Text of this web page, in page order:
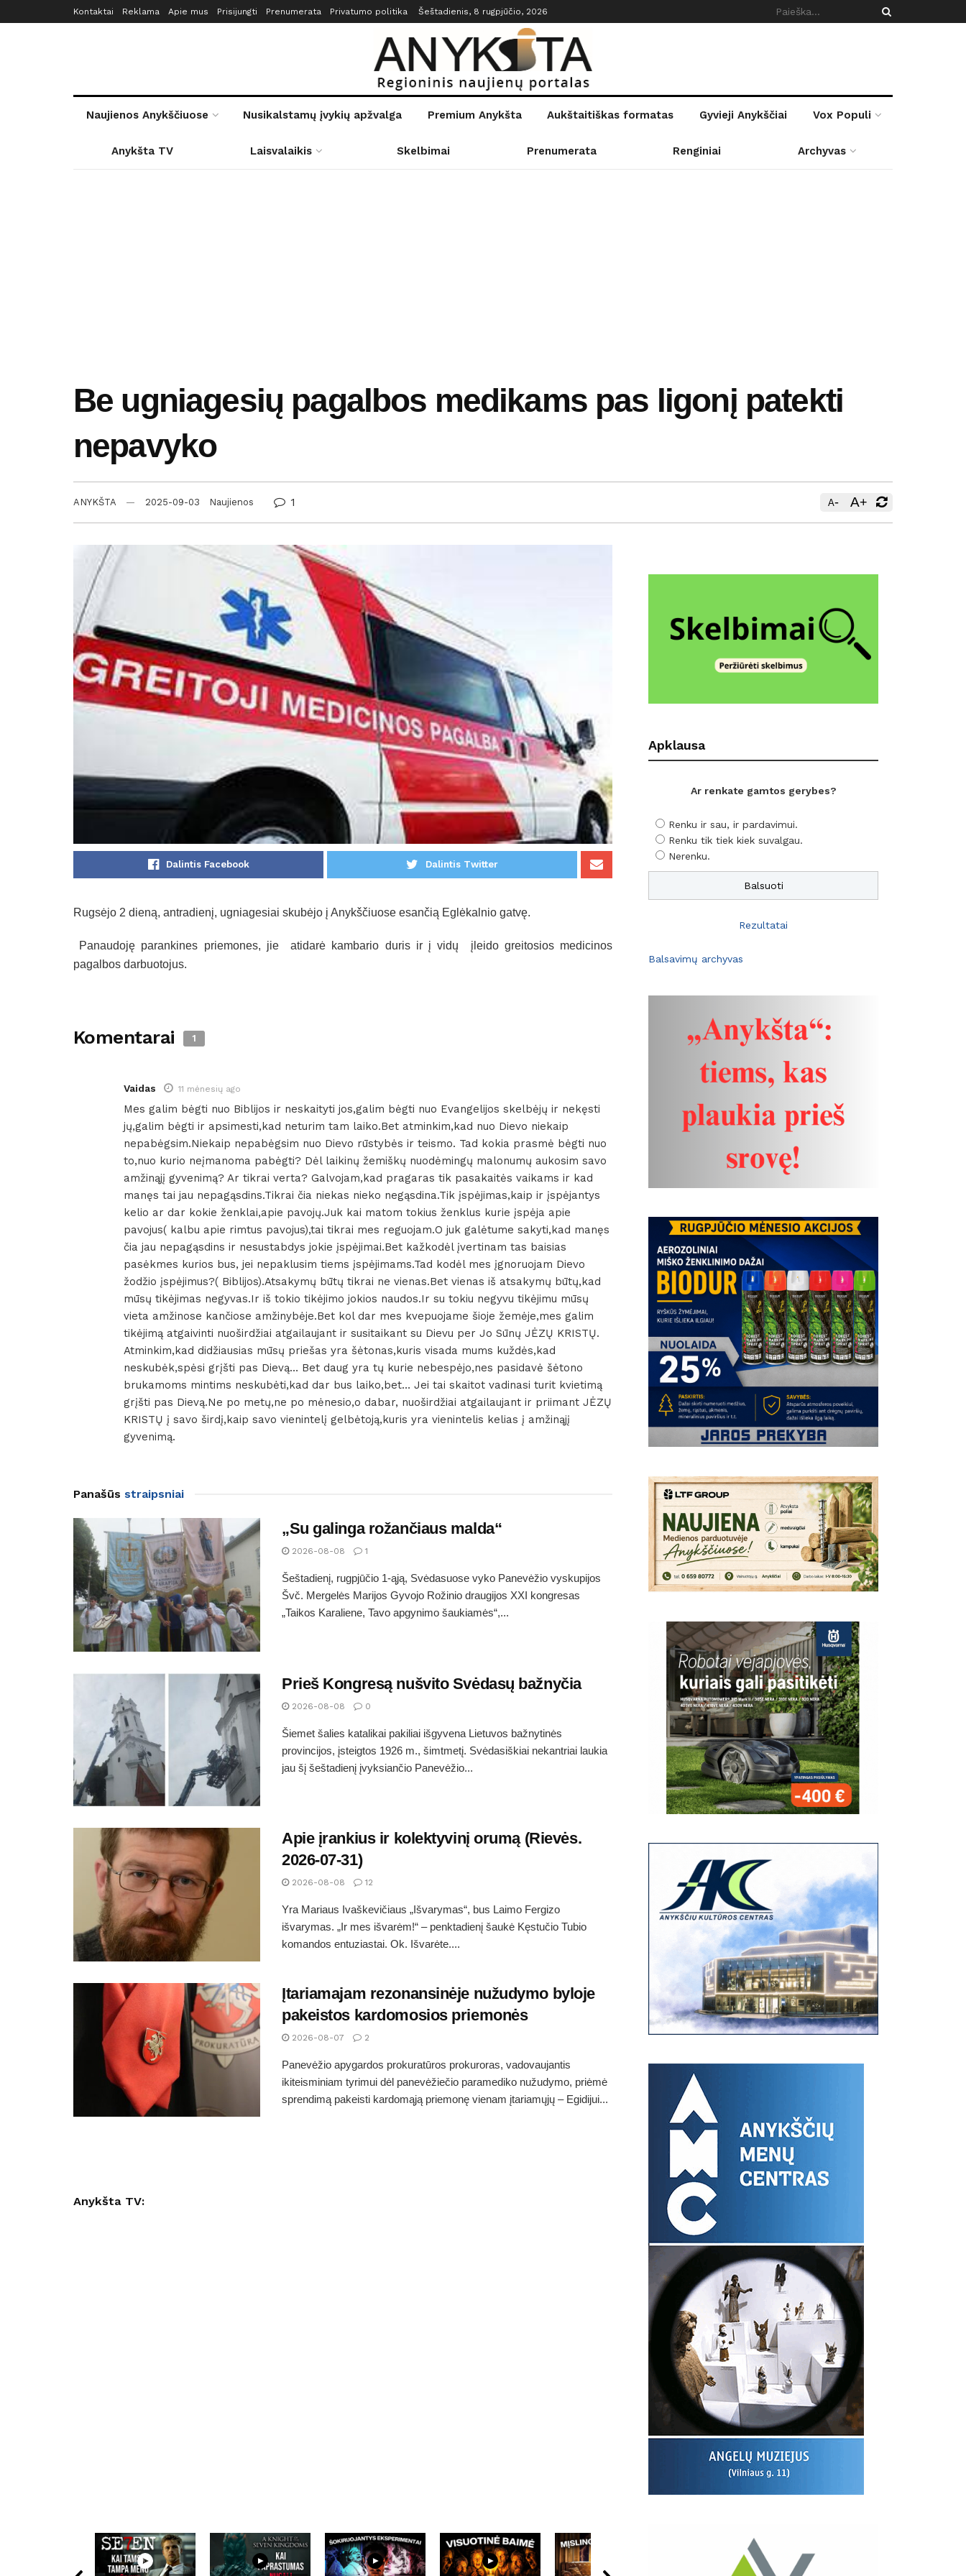
Kontaktai Reklama Apie mus Prisijungti Prenumerata Privatumo politika Šeštadienis, 8 rugpjūčio, 2026
Naujienos Anykščiuose Nusikalstamų įvykių apžvalga Premium Anykšta Aukštaitiškas formatas Gyvieji Anykščiai Vox Populi
Anykšta TV Laisvalaikis Skelbimai Prenumerata Renginiai Archyvas
Be ugniagesių pagalbos medikams pas ligonį patekti
nepavyko
ANYKŠTA 2025-09-03 Naujienos 1 A- A+
Dalintis Facebook Dalintis Twitter
Rugsėjo 2 dieną, antradienį, ugniagesiai skubėjo į Anykščiuose esančią Eglėkalnio gatvę.
Panaudoję parankines priemones, jie atidarė kambario duris ir į vidų įleido greitosios medicinos
pagalbos darbuotojus.
Komentarai 1
Vaidas 11 mėnesių ago
Mes galim bėgti nuo Biblijos ir neskaityti jos,galim bėgti nuo Evangelijos skelbėjų ir nekęsti
jų,galim bėgti ir apsimesti,kad neturim tam laiko.Bet atminkim,kad nuo Dievo niekaip
nepabėgsim.Niekaip nepabėgsim nuo Dievo rūstybės ir teismo. Tad kokia prasmė bėgti nuo
to,nuo kurio neįmanoma pabėgti? Dėl laikinų žemiškų nuodėmingų malonumų aukosim savo
amžinąjį gyvenimą? Ar tikrai verta? Galvojam,kad pragaras tik pasakaitės vaikams ir kad
manęs tai jau nepagąsdins.Tikrai čia niekas nieko negąsdina.Tik įspėjimas,kaip ir įspėjantys
kelio ar dar kokie ženklai,apie pavojų.Juk kai matom tokius ženklus kurie įspėja apie
pavojus( kalbu apie rimtus pavojus),tai tikrai mes reguojam.O juk galėtume sakyti,kad manęs
čia jau nepagąsdins ir nesustabdys jokie įspėjimai.Bet kažkodėl įvertinam tas baisias
pasėkmes kurios bus, jei nepaklusim tiems įspėjimams.Tad kodėl mes įgnoruojam Dievo
žodžio įspėjimus?( Biblijos).Atsakymų būtų tikrai ne vienas.Bet vienas iš atsakymų būtų,kad
mūsų tikėjimas negyvas.Ir iš tokio tikėjimo jokios naudos.Ir su tokiu negyvu tikėjimu mūsų
vieta amžinose kančiose amžinybėje.Bet kol dar mes kvepuojame šioje žemėje,mes galim
tikėjimą atgaivinti nuoširdžiai atgailaujant ir susitaikant su Dievu per Jo Sūnų JĖZŲ KRISTŲ.
Atminkim,kad didžiausias mūsų priešas yra šėtonas,kuris visada mums kuždės,kad
neskubėk,spėsi grįšti pas Dievą… Bet daug yra tų kurie nebespėjo,nes pasidavė šėtono
brukamoms mintims neskubėti,kad dar bus laiko,bet… Jei tai skaitot vadinasi turit kvietimą
grįšti pas Dievą.Ne po metų,ne po mėnesio,o dabar, nuoširdžiai atgailaujant ir priimant JĖZŲ
KRISTŲ į savo širdį,kaip savo vienintelį gelbėtoją,kuris yra vienintelis kelias į amžinąjį
gyvenimą.
Panašūs straipsniai
„Su galinga rožančiaus malda“
2026-08-08 1
Šeštadienį, rugpjūčio 1-ąją, Svėdasuose vyko Panevėžio vyskupijos
Švč. Mergelės Marijos Gyvojo Rožinio draugijos XXI kongresas
„Taikos Karaliene, Tavo apgynimo šaukiamės“,...
Prieš Kongresą nušvito Svėdasų bažnyčia
2026-08-08 0
Šiemet šalies katalikai pakiliai išgyvena Lietuvos bažnytinės
provincijos, įsteigtos 1926 m., šimtmetį. Svėdasiškiai nekantriai laukia
jau šį šeštadienį įvyksiančio Panevėžio...
Apie įrankius ir kolektyvinį orumą (Rievės.
2026-07-31)
2026-08-08 12
Yra Mariaus Ivaškevičiaus „Išvarymas“, bus Laimo Fergizo
išvarymas. „Ir mes išvarėm!“ – penktadienį šaukė Kęstučio Tubio
komandos entuziastai. Ok. Išvarėte....
Įtariamajam rezonansinėje nužudymo byloje
pakeistos kardomosios priemonės
2026-08-07 2
Panevėžio apygardos prokuratūros prokuroras, vadovaujantis
ikiteisminiam tyrimui dėl panevėžiečio paramediko nužudymo, priėmė
sprendimą pakeisti kardomąją priemonę vienam įtariamųjų – Egidijui...
Anykšta TV:
Apklausa
Ar renkate gamtos gerybes?
Renku ir sau, ir pardavimui.
Renku tik tiek kiek suvalgau.
Nerenku.
Rezultatai
Balsavimų archyvas